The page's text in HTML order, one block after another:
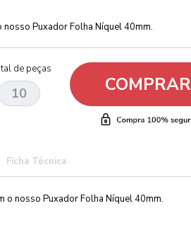
nosso Puxador Folha Níquel 40mm.
de peças
COMPRAR
Ficha Técnica
o nosso Puxador Folha Níquel 40mm.